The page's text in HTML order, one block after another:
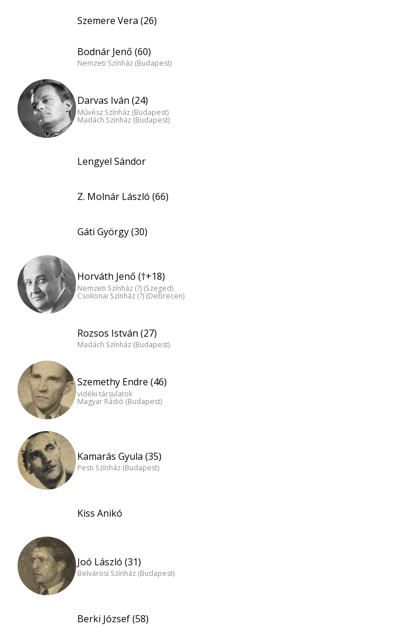
Szemere Vera (26)
Bodnár Jenő (60)
Nemzeti Színház (Budapest)
Darvas Iván (24)
Művész Színház (Budapest)
Madách Színház (Budapest)
Lengyel Sándor
Z. Molnár László (66)
Gáti György (30)
Horváth Jenő (†+18)
Nemzeti Színház (?) (Szeged)
Csokonai Színház (?) (Debrecen)
Rozsos István (27)
Madách Színház (Budapest)
Szemethy Endre (46)
vidéki társulatok
Magyar Rádió (Budapest)
Kamarás Gyula (35)
Pesti Színház (Budapest)
Kiss Anikó
Joó László (31)
Belvárosi Színház (Budapest)
Berki József (58)